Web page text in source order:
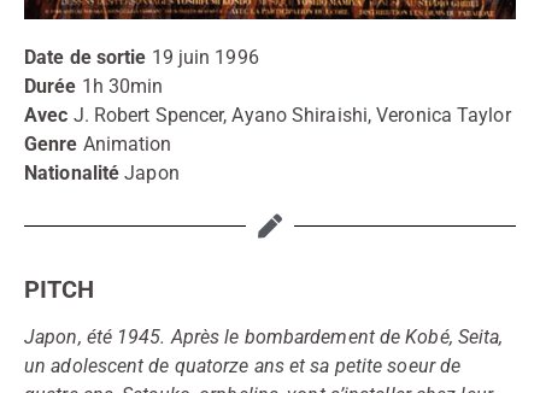
Date de sortie 19 juin 1996
Durée 1h 30min
Avec J. Robert Spencer, Ayano Shiraishi, Veronica Taylor
Genre Animation
Nationalité Japon
PITCH
Japon, été 1945. Après le bombardement de Kobé, Seita,
un adolescent de quatorze ans et sa petite soeur de